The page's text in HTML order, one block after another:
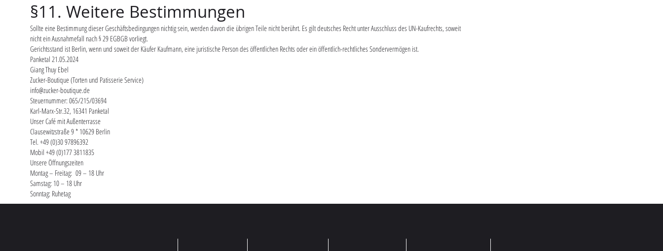
§11. Weitere Bestimmungen
Sollte eine Bestimmung dieser Geschäftsbedingungen nichtig sein, werden davon die übrigen Teile nicht berührt. Es gilt deutsches Recht unter Ausschluss des UN-Kaufrechts, soweit
nicht ein Ausnahmefall nach § 29 EGBGB vorliegt.
Gerichtsstand ist Berlin, wenn und soweit der Käufer Kaufmann, eine juristische Person des öffentlichen Rechts oder ein öffentlich-rechtliches Sondervermögen ist.
Panketal 21.05.2024
Giang Thuy Ebel
Zucker-Boutique (Torten und Patisserie Service)
info@zucker-boutique.de
Steuernummer: 065/215/03694
Karl-Marx-Str.32, 16341 Panketal
Unser Café mit Außenterrasse
Clausewitzstraße 9 * 10629 Berlin
Tel. +49 (0)30 97896392
Mobil +49 (0)177 3811835
Unsere Öffnungszeiten
Montag – Freitag: 09 – 18 Uhr
Samstag: 10 – 18 Uhr
Sonntag: Ruhetag